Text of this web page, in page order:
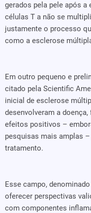
gerados pela pele após
células T a não se
justamente o processo
como a esclerose
Em outro pequeno e
citado pela Scientific
inicial de esclerose
desenvolveram a
efeitos positivos –
pesquisas mais amplas
tratamento.
Esse campo,
oferecer perspectivas
com componentes